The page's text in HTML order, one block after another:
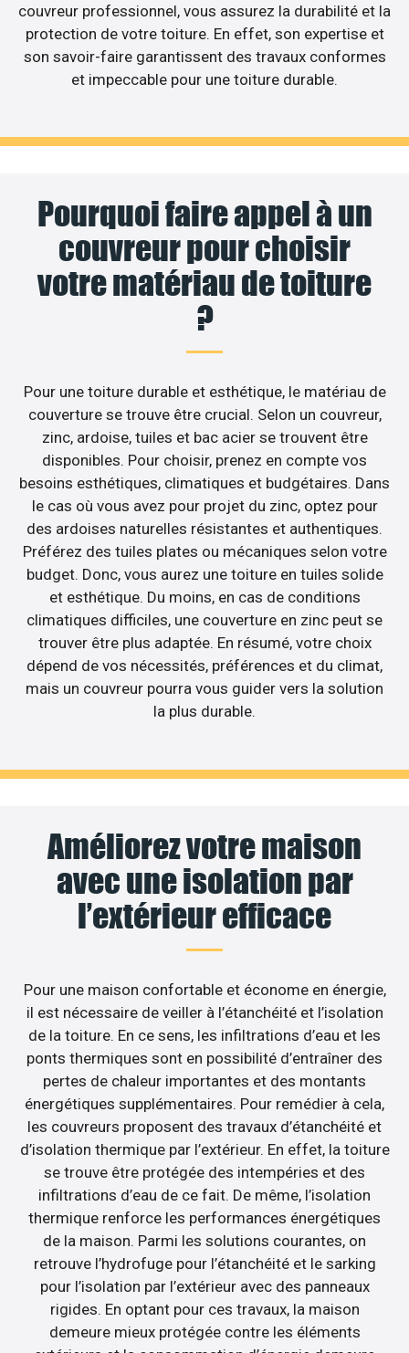
couvreur professionnel, vous assurez la durabilité et la
protection de votre toiture. En effet, son expertise et
son savoir-faire garantissent des travaux conformes
et impeccable pour une toiture durable.
Pourquoi faire appel à un
couvreur pour choisir
votre matériau de toiture
?
Pour une toiture durable et esthétique, le matériau de
couverture se trouve être crucial. Selon un couvreur,
zinc, ardoise, tuiles et bac acier se trouvent être
disponibles. Pour choisir, prenez en compte vos
besoins esthétiques, climatiques et budgétaires. Dans
le cas où vous avez pour projet du zinc, optez pour
des ardoises naturelles résistantes et authentiques.
Préférez des tuiles plates ou mécaniques selon votre
budget. Donc, vous aurez une toiture en tuiles solide
et esthétique. Du moins, en cas de conditions
climatiques difficiles, une couverture en zinc peut se
trouver être plus adaptée. En résumé, votre choix
dépend de vos nécessités, préférences et du climat,
mais un couvreur pourra vous guider vers la solution
la plus durable.
Améliorez votre maison
avec une isolation par
l’extérieur efficace
Pour une maison confortable et économe en énergie,
il est nécessaire de veiller à l’étanchéité et l’isolation
de la toiture. En ce sens, les infiltrations d’eau et les
ponts thermiques sont en possibilité d’entraîner des
pertes de chaleur importantes et des montants
énergétiques supplémentaires. Pour remédier à cela,
les couvreurs proposent des travaux d’étanchéité et
d’isolation thermique par l’extérieur. En effet, la toiture
se trouve être protégée des intempéries et des
infiltrations d’eau de ce fait. De même, l’isolation
thermique renforce les performances énergétiques
de la maison. Parmi les solutions courantes, on
retrouve l’hydrofuge pour l’étanchéité et le sarking
pour l’isolation par l’extérieur avec des panneaux
rigides. En optant pour ces travaux, la maison
demeure mieux protégée contre les éléments